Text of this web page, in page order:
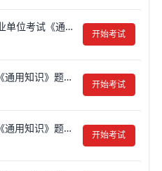
2018年7月9日吉林省省直事业单位考试《通用知识》真题试卷及答案【含解析】
开始考试
2017年吉林省事业单位考试《通用知识》题（A类）真题试卷及答案【含解析】（部分）
开始考试
2017年吉林省事业单位考试《通用知识》题（C类）真题试卷及答案【含解析】（部分）
开始考试